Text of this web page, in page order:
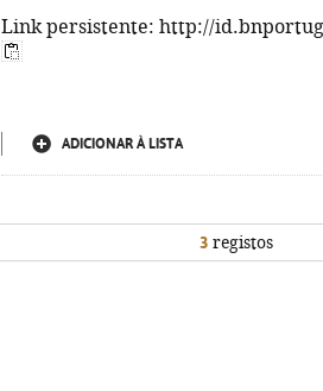
Link persistente: http://
ADICIONAR À LISTA
3 registos